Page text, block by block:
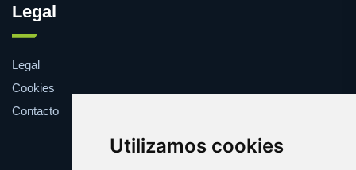
Utilizamos cookies
Legal
Legal
Cookies
Contacto